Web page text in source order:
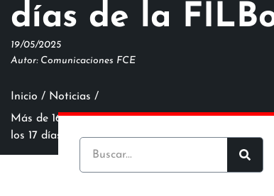
días de la
19/05/2025
Autor:Comunicaciones FCE
Inicio / Noticias /
Más de 16 mil libros vendidos en los tres stands
los 17 días de la FILBo 2025